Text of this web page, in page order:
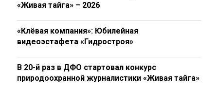
«Живая тайга» – 2026
«Клёвая компания»: Юбилейная
видеоэстафета «Гидростроя»
В 20-й раз в ДФО стартовал конкурс
природоохранной журналистики «Живая тайга»